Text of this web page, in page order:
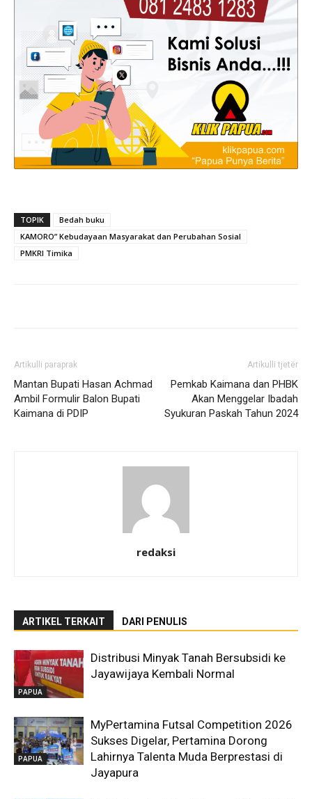
TOPIK
Bedah buku
KAMORO” Kebudayaan Masyarakat dan Perubahan Sosial
PMKRI Timika
Artikulli paraprak
Mantan Bupati Hasan Achmad
Ambil Formulir Balon Bupati
Kaimana di PDIP
Artikulli tjetër
Pemkab Kaimana dan PHBK
Akan Menggelar Ibadah
Syukuran Paskah Tahun 2024
redaksi
ARTIKEL TERKAIT DARI PENULIS
PAPUA
Distribusi Minyak Tanah Bersubsidi ke
Jayawijaya Kembali Normal
PAPUA
MyPertamina Futsal Competition 2026
Sukses Digelar, Pertamina Dorong
Lahirnya Talenta Muda Berprestasi di
Jayapura